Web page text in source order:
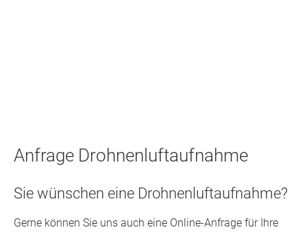
Anfrage Drohnenluftaufnahme
Sie wünschen eine Drohnenluftaufnahme?
Gerne können Sie uns auch eine Online-Anfrage für Ihre